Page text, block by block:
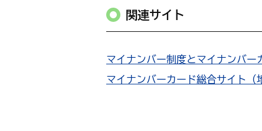
関連サイト
マイナンバー制度とマイナンバー
マイナンバーカード総合サイト（